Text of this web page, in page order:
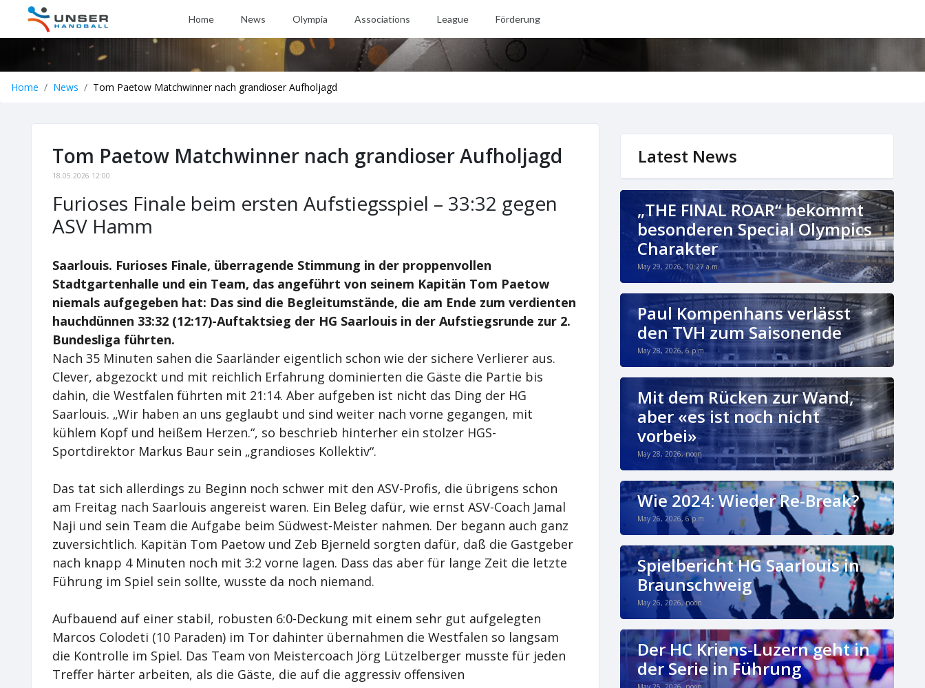
Home News Olympia Associations League Förderung
Home News Tom Paetow Matchwinner nach grandioser Aufholjagd
Tom Paetow Matchwinner nach grandioser Aufholjagd
18.05.2026 12:00
Furioses Finale beim ersten Aufstiegsspiel – 33:32 gegen
ASV Hamm
Saarlouis. Furioses Finale, überragende Stimmung in der proppenvollen
Stadtgartenhalle und ein Team, das angeführt von seinem Kapitän Tom Paetow
niemals aufgegeben hat: Das sind die Begleitumstände, die am Ende zum verdienten
hauchdünnen 33:32 (12:17)-Auftaktsieg der HG Saarlouis in der Aufstiegsrunde zur 2.
Bundesliga führten.
Nach 35 Minuten sahen die Saarländer eigentlich schon wie der sichere Verlierer aus.
Clever, abgezockt und mit reichlich Erfahrung dominierten die Gäste die Partie bis
dahin, die Westfalen führten mit 21:14. Aber aufgeben ist nicht das Ding der HG
Saarlouis. „Wir haben an uns geglaubt und sind weiter nach vorne gegangen, mit
kühlem Kopf und heißem Herzen.“, so beschrieb hinterher ein stolzer HGS-
Sportdirektor Markus Baur sein „grandioses Kollektiv“.
Das tat sich allerdings zu Beginn noch schwer mit den ASV-Profis, die übrigens schon
am Freitag nach Saarlouis angereist waren. Ein Beleg dafür, wie ernst ASV-Coach Jamal
Naji und sein Team die Aufgabe beim Südwest-Meister nahmen. Der begann auch ganz
zuversichtlich. Kapitän Tom Paetow und Zeb Bjerneld sorgten dafür, daß die Gastgeber
nach knapp 4 Minuten noch mit 3:2 vorne lagen. Dass das aber für lange Zeit die letzte
Führung im Spiel sein sollte, wusste da noch niemand.
Aufbauend auf einer stabil, robusten 6:0-Deckung mit einem sehr gut aufgelegten
Marcos Colodeti (10 Paraden) im Tor dahinter übernahmen die Westfalen so langsam
die Kontrolle im Spiel. Das Team von Meistercoach Jörg Lützelberger musste für jeden
Treffer härter arbeiten, als die Gäste, die auf die aggressiv offensiven
Latest News
„THE FINAL ROAR“ bekommt
besonderen Special Olympics
Charakter
May 29, 2026, 10:27 a.m.
Paul Kompenhans verlässt
den TVH zum Saisonende
May 28, 2026, 6 p.m.
Mit dem Rücken zur Wand,
aber «es ist noch nicht
vorbei»
May 28, 2026, noon
Wie 2024: Wieder Re-Break?
May 26, 2026, 6 p.m.
Spielbericht HG Saarlouis in
Braunschweig
May 26, 2026, noon
Der HC Kriens-Luzern geht in
der Serie in Führung